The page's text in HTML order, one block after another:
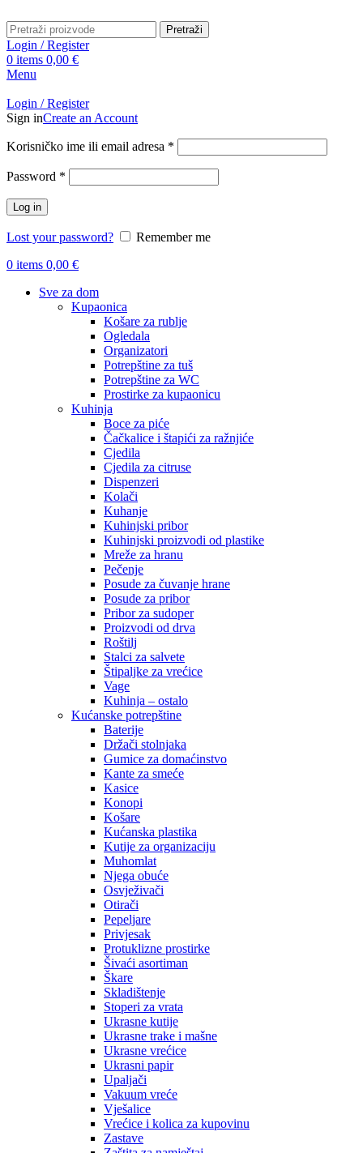
Pretraži
Login / Register
0 items 0,00 €
Menu
Login / Register
Sign inCreate an Account
Korisničko ime ili email adresa *
Password *
Log in
Lost your password?
Remember me
0 items 0,00 €
Sve za dom
Kupaonica
Košare za rublje
Ogledala
Organizatori
Potrepštine za tuš
Potrepštine za WC
Prostirke za kupaonicu
Kuhinja
Boce za piće
Čačkalice i štapići za ražnjiće
Cjedila
Cjedila za citruse
Dispenzeri
Kolači
Kuhanje
Kuhinjski pribor
Kuhinjski proizvodi od plastike
Mreže za hranu
Pečenje
Posude za čuvanje hrane
Posude za pribor
Pribor za sudoper
Proizvodi od drva
Roštilj
Stalci za salvete
Štipaljke za vrećice
Vage
Kuhinja – ostalo
Kućanske potrepštine
Baterije
Držači stolnjaka
Gumice za domaćinstvo
Kante za smeće
Kasice
Konopi
Košare
Kućanska plastika
Kutije za organizaciju
Muhomlat
Njega obuće
Osvježivači
Otirači
Pepeljare
Privjesak
Protuklizne prostirke
Šivaći asortiman
Škare
Skladištenje
Stoperi za vrata
Ukrasne kutije
Ukrasne trake i mašne
Ukrasne vrećice
Ukrasni papir
Upaljači
Vakuum vreće
Vješalice
Vrećice i kolica za kupovinu
Zastave